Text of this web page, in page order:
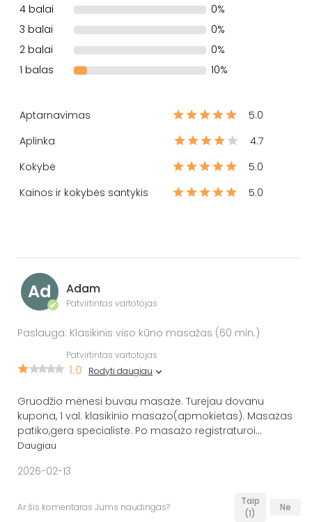
4 balai
0%
3 balai
0%
2 balai
0%
1 balas
10%
Aptarnavimas
5.0
Aplinka
4.7
Kokybė
5.0
Kainos ir kokybės santykis
5.0
Ad
✔
Adam
Patvirtintas vartotojas
Paslauga: Klasikinis viso kūno masažas (60 min.)
Patvirtintas vartotojas
1.0 Rodyti daugiau
Gruodžio mėnesi buvau masaże. Turejau dovanu
kupona, 1 val. klasikinio masażo(apmokietas). Masażas
patiko,gera specialiste. Po masażo registraturoi...
Daugiau
2026-02-13
Ar šis komentaras Jums naudingas?
Taip
(1)
Ne